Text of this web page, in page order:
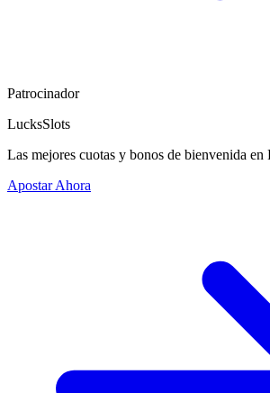
Patrocinador
LucksSlots
Las mejores cuotas y bonos de bienvenida en
Apostar Ahora